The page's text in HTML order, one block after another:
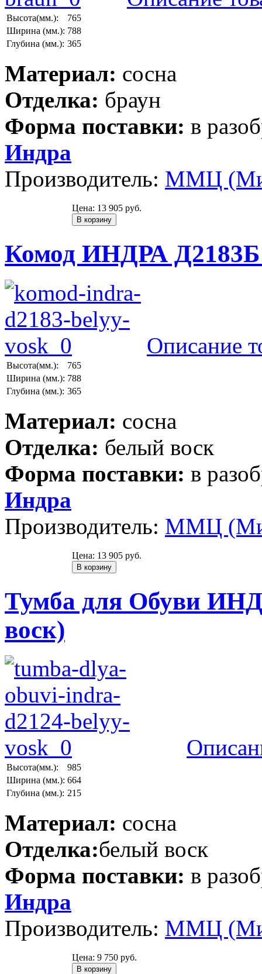
Высота(мм.):
765
Ширина (мм.): 788
Глубина (мм.): 365
Материал: сосна
Отделка: браун
Форма поставки: в
Индра
Производитель: ММЦ
Цена: 13 905 руб.
Комод ИНДРА Д2183Б
Описание
Высота(мм.):
765
Ширина (мм.): 788
Глубина (мм.): 365
Материал: сосна
Отделка: белый воск
Форма поставки: в
Индра
Производитель: ММЦ
Цена: 13 905 руб.
Тумба для Обуви
воск)
Высота(мм.):
985
Ширина (мм.): 664
Глубина (мм.): 215
Материал: сосна
Отделка:белый воск
Форма поставки: в
Индра
Производитель: ММЦ
Цена: 9 750 руб.